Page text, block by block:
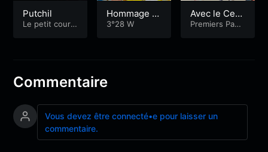
Putchil
Le petit cours
Hommage à
Lucien Gour
3°28 W
Avec le Cent
re social Alb
Premiers Pas
Commentaire
Vous devez être connecté•e pour laisser un
commentaire.